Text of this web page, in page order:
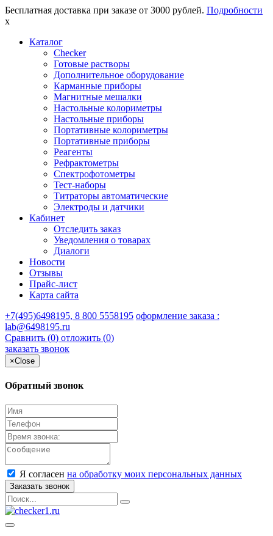
Бесплатная доставка при заказе от 3000 рублей. Подробности
x
Каталог
Checker
Готовые растворы
Дополнительное оборудование
Карманные приборы
Магнитные мешалки
Настольные колориметры
Настольные приборы
Портативные колориметры
Портативные приборы
Реагенты
Рефрактометры
Спектрофотометры
Тест-наборы
Титраторы автоматические
Электроды и датчики
Кабинет
Отследить заказ
Уведомления о товарах
Диалоги
Новости
Отзывы
Прайс-лист
Карта сайта
+7(495)6498195, 8 800 5558195 оформление заказа :
lab@6498195.ru
Сравнить (0) отложить (0)
заказать звонок
×Close
Обратный звонок
Я согласен на обработку моих персональных данных
Заказать звонок